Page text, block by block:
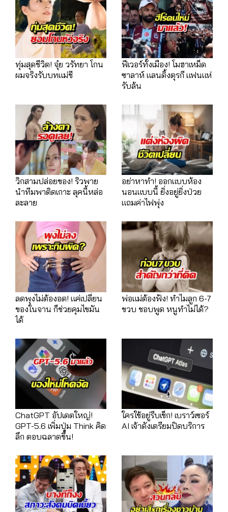
ทุ่มสุดชีวิต! จุ๋ย วรัทยา โกน
ผมจริงรับบทแม่ชี
ฟีเวอร์ทั้งเมือง! โมฮาเหม็ด
ซาลาห์ แลนดิ้งตุรกี แฟนแห่
รับล้น
วิกสามปล่อยของ! ริวพาย
นำทีมพาติดเกาะ ลุคนี้หล่อ
ละลาย
อย่าหาทำ! ออกแบบห้อง
นอนแบบนี้ ยิ่งอยู่ยิ่งป่วย
แถมค่าไฟพุ่ง
ลดพุงไม่ต้องอด! แค่เปลี่ยน
ของในจาน ก็ช่วยคุมไขมัน
ได้
พ่อแม่ต้องฟัง! ทำไมลูก 6-7
ขวบ ชอบพูด หนูทำไม่ได้?
ChatGPT อัปเดตใหญ่!
GPT-5.6 เพิ่มปุ่ม Think คิด
ลึก ตอบฉลาดขึ้น!
ใครใช้อยู่รีบเช็ก! เบราว์เซอร์
AI เจ้าดังเตรียมปิดบริการ